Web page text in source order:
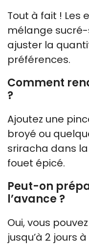
Tout à fait ! Les
mélange sucré-
ajuster la
préférences.
Comment
?
Ajoutez une
broyé ou
sriracha dans
fouet épicé.
Peut-on
l’avance ?
Oui, vous
jusqu’à 2 jours